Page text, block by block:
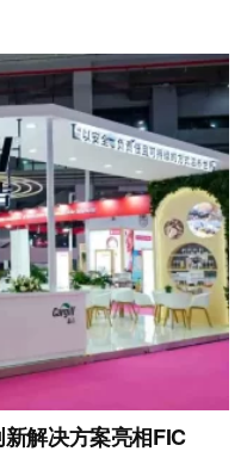
解决方案亮相FIC